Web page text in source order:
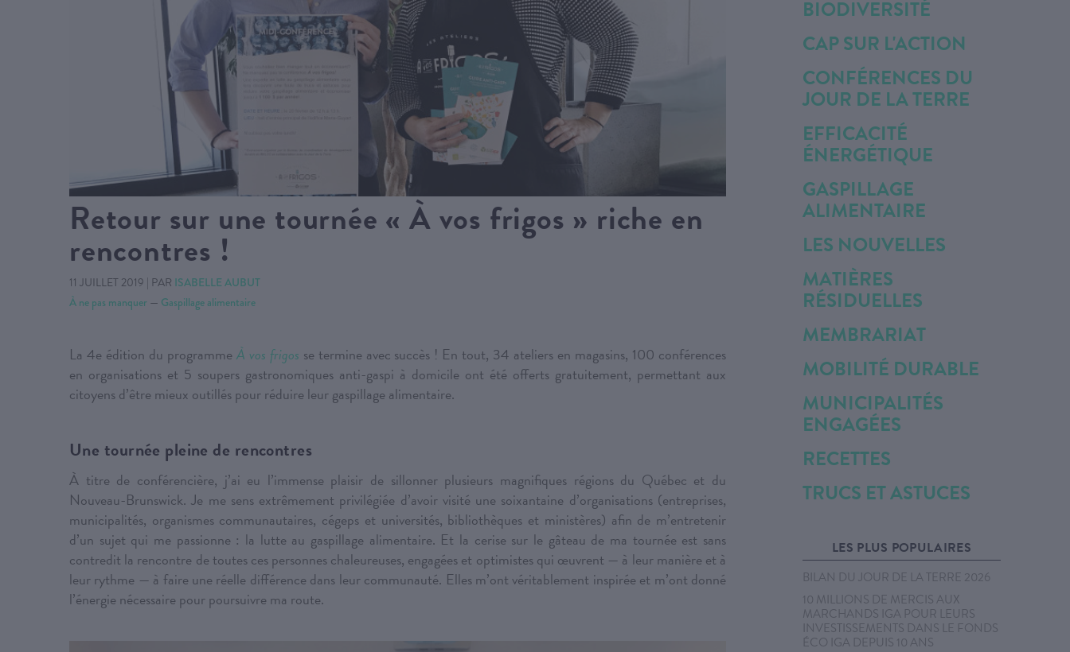
Retour sur une tournée « À vos frigos » riche en
rencontres !
11 JUILLET 2019 | PAR ISABELLE AUBUT
À ne pas manquer — Gaspillage alimentaire
La 4e édition du programme À vos frigos se termine avec succès ! En tout, 34 ateliers en magasins, 100 conférences
en organisations et 5 soupers gastronomiques anti-gaspi à domicile ont été offerts gratuitement, permettant aux
citoyens d’être mieux outillés pour réduire leur gaspillage alimentaire.
Une tournée pleine de rencontres
À titre de conférencière, j’ai eu l’immense plaisir de sillonner plusieurs magnifiques régions du Québec et du
Nouveau-Brunswick. Je me sens extrêmement privilégiée d’avoir visité une soixantaine d’organisations (entreprises,
municipalités, organismes communautaires, cégeps et universités, bibliothèques et ministères) afin de m’entretenir
d’un sujet qui me passionne : la lutte au gaspillage alimentaire. Et la cerise sur le gâteau de ma tournée est sans
contredit la rencontre de toutes ces personnes chaleureuses, engagées et optimistes qui œuvrent — à leur manière et à
leur rythme — à faire une réelle différence dans leur communauté. Elles m’ont véritablement inspirée et m’ont donné
l’énergie nécessaire pour poursuivre ma route.
BIODIVERSITÉ
CAP SUR L'ACTION
CONFÉRENCES DU
JOUR DE LA TERRE
EFFICACITÉ
ÉNERGÉTIQUE
GASPILLAGE
ALIMENTAIRE
LES NOUVELLES
MATIÈRES
RÉSIDUELLES
MEMBRARIAT
MOBILITÉ DURABLE
MUNICIPALITÉS
ENGAGÉES
RECETTES
TRUCS ET ASTUCES
LES PLUS POPULAIRES
BILAN DU JOUR DE LA TERRE 2026
10 MILLIONS DE MERCIS AUX
MARCHANDS IGA POUR LEURS
INVESTISSEMENTS DANS LE FONDS
ÉCO IGA DEPUIS 10 ANS